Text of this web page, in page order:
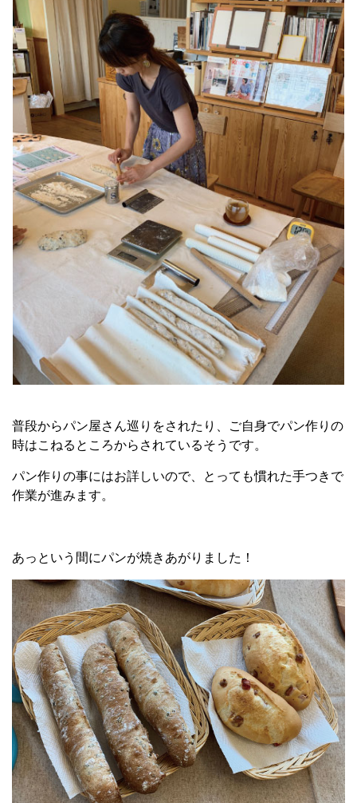
普段からパン屋さん巡りをされたり、ご自身でパン作りの
時はこねるところからされているそうです。
パン作りの事にはお詳しいので、とっても慣れた手つきで
作業が進みます。
あっという間にパンが焼きあがりました！